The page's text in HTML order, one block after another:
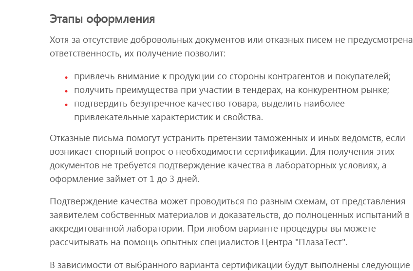
Этапы оформления
Хотя за отсутствие добровольных документов или отказных писем не предусмотрена
ответственность, их получение позволит:
привлечь внимание к продукции со стороны контрагентов и покупателей;
получить преимущества при участии в тендерах, на конкурентном рынке;
подтвердить безупречное качество товара, выделить наиболее
привлекательные характеристик и свойства.
Отказные письма помогут устранить претензии таможенных и иных ведомств, если
возникает спорный вопрос о необходимости сертификации. Для получения этих
документов не требуется подтверждение качества в лабораторных условиях, а
оформление займет от 1 до 3 дней.
Подтверждение качества может проводиться по разным схемам, от представления
заявителем собственных материалов и доказательств, до полноценных испытаний в
аккредитованной лаборатории. При любом варианте процедуры вы можете
рассчитывать на помощь опытных специалистов Центра "ПлазаТест".
В зависимости от выбранного варианта сертификации будут выполнены следующие